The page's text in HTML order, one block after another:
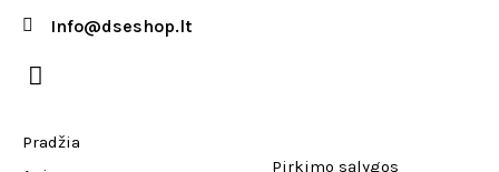
Info@dseshop.lt
Pradžia
Pirkimo sąlygos